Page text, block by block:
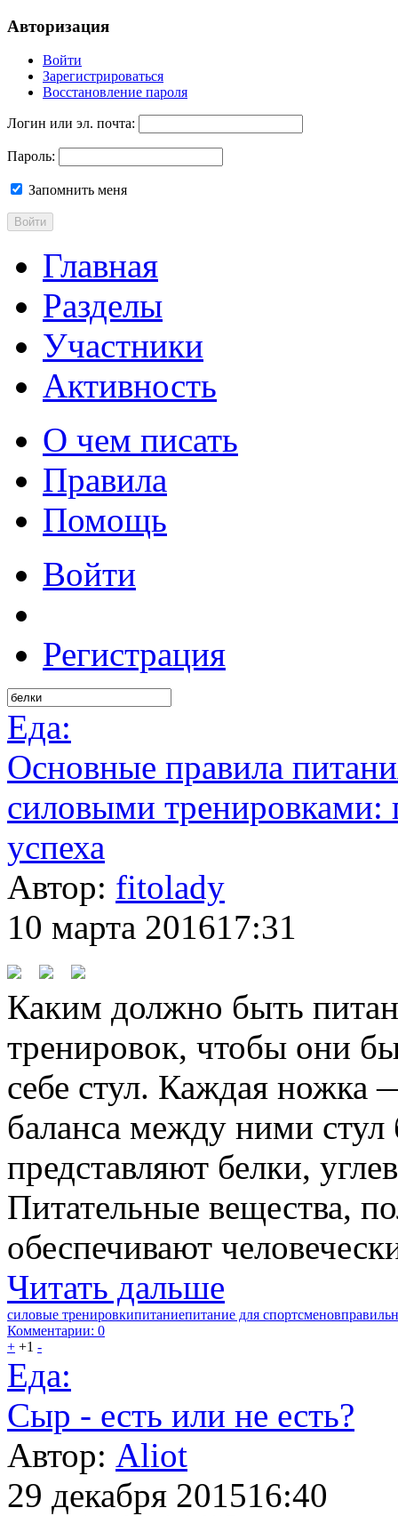
Авторизация
Войти
Зарегистрироваться
Восстановление пароля
Логин или эл. почта:
Пароль:
Запомнить меня
Войти
Главная
Разделы
Участники
Активность
О чем писать
Правила
Помощь
Войти
Регистрация
Еда:
Основные правила
силовыми тренировками:
успеха
Автор: fitolady
10 марта 201617:31
Каким должно быть
тренировок, чтобы они
себе стул. Каждая ножка
баланса между ними стул
представляют белки,
Питательные вещества,
обеспечивают
Читать дальше
силовые тренировкипитаниепитание для спортсменов
Комментарии: 0
+ +1 -
Еда:
Сыр - есть или не есть?
Автор: Aliot
29 декабря 201516:40